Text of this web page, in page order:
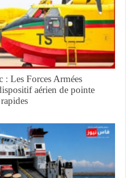
: Les Forces Armées
aérien de pointe